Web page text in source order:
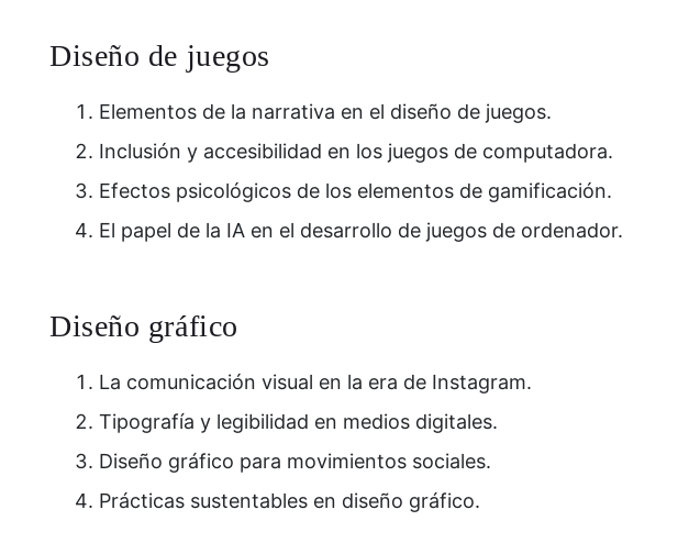
Diseño de juegos
Elementos de la narrativa en el diseño de juegos.
Inclusión y accesibilidad en los juegos de computadora.
Efectos psicológicos de los elementos de gamificación.
El papel de la IA en el desarrollo de juegos de ordenador.
Diseño gráfico
La comunicación visual en la era de Instagram.
Tipografía y legibilidad en medios digitales.
Diseño gráfico para movimientos sociales.
Prácticas sustentables en diseño gráfico.